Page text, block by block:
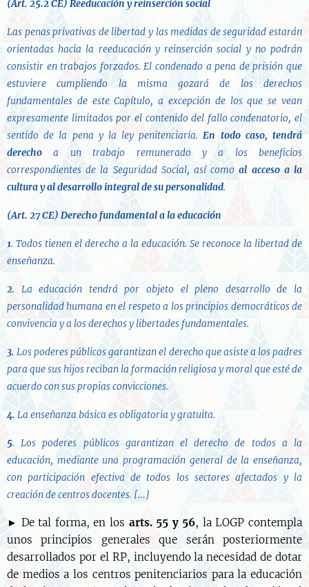
(Art. 25.2 CE) Reeducación y reinserción social
Las penas privativas de libertad y las medidas de seguridad estarán
orientadas hacia la reeducación y reinserción social y no podrán
consistir en trabajos forzados. El condenado a pena de prisión que
estuviere cumpliendo la misma gozará de los derechos
fundamentales de este Capítulo, a excepción de los que se vean
expresamente limitados por el contenido del fallo condenatorio, el
sentido de la pena y la ley penitenciaria. En todo caso, tendrá
derechoa un trabajo remunerado y a los beneficios
correspondientes de la Seguridad Social, así comoal acceso a la
cultura y al desarrollo integral de su personalidad.
(Art. 27 CE) Derecho fundamental a la educación
1. Todos tienen el derecho a la educación. Se reconoce la libertad de
enseñanza.
2. La educación tendrá por objeto el pleno desarrollo de la
personalidad humana en el respeto a los principios democráticos de
convivencia y a los derechos y libertades fundamentales.
3.Los poderes públicos garantizan el derecho que asiste a los padres
para que sus hijos reciban la formación religiosa y moral que esté de
acuerdo con sus propias convicciones.
4. La enseñanza básica es obligatoria y gratuita.
5. Los poderes públicos garantizan el derecho de todos a la
educación, mediante una programación general de la enseñanza,
con participación efectiva de todos los sectores afectados y la
creación de centros docentes. […]
► De tal forma, en los arts. 55 y 56, la LOGP contempla
unos principios generales que serán posteriormente
desarrollados por el RP, incluyendo la necesidad de dotar
de medios a los centros penitenciarios para la educación